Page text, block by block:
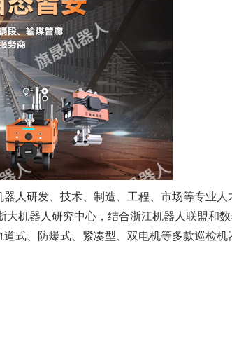
人研发、技术、制造、工程、市场等专业人
机器人研究中心，结合浙江机器人联盟和
式、防爆式、紧凑型、双电机等多款巡检机